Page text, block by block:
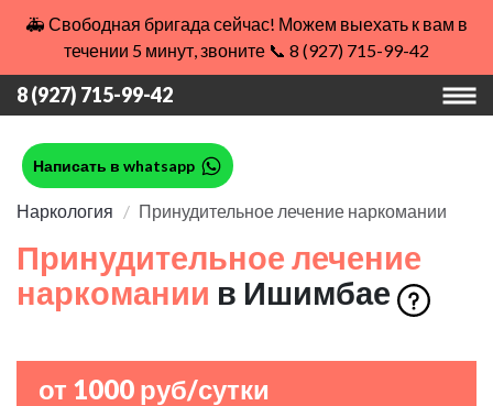
🚑 Свободная бригада сейчас! Можем выехать к вам в
течении 5 минут, звоните 📞 8 (927) 715-99-42
8 (927) 715-99-42
Написать в whatsapp
Наркология Принудительное лечение наркомании
Принудительное лечение
наркомании в Ишимбае
от 1000 руб/сутки